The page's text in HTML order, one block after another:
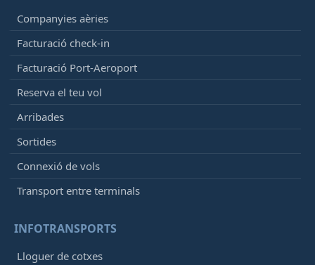
Companyies aèries
Facturació check-in
Facturació Port-Aeroport
Reserva el teu vol
Arribades
Sortides
Connexió de vols
Transport entre terminals
INFOTRANSPORTS
Lloguer de cotxes